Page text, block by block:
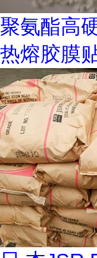
聚氨酯高
热熔胶膜